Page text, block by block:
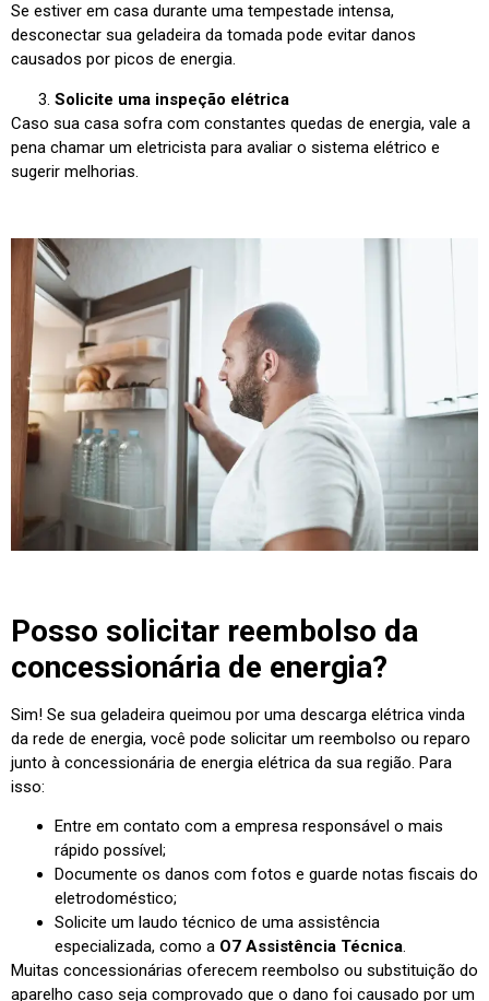
Se estiver em casa durante uma tempestade intensa,
desconectar sua geladeira da tomada pode evitar danos
causados por picos de energia.
Solicite uma inspeção elétrica
Caso sua casa sofra com constantes quedas de energia, vale a
pena chamar um eletricista para avaliar o sistema elétrico e
sugerir melhorias.
Posso solicitar reembolso da
concessionária de energia?
Sim! Se sua geladeira queimou por uma descarga elétrica vinda
da rede de energia, você pode solicitar um reembolso ou reparo
junto à concessionária de energia elétrica da sua região. Para
isso:
Entre em contato com a empresa responsável o mais
rápido possível;
Documente os danos com fotos e guarde notas fiscais do
eletrodoméstico;
Solicite um laudo técnico de uma assistência
especializada, como a O7 Assistência Técnica.
Muitas concessionárias oferecem reembolso ou substituição do
aparelho caso seja comprovado que o dano foi causado por um